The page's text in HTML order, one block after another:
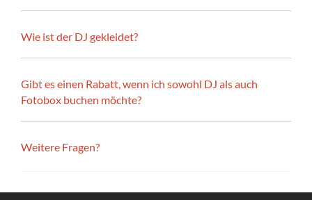
Wie ist der DJ gekleidet?
Gibt es einen Rabatt, wenn ich sowohl DJ als auch
Fotobox buchen möchte?
Weitere Fragen?